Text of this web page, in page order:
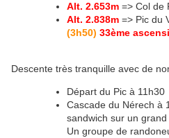
Alt. 2.653m => Col de
Alt. 2.838m => Pic du
(3h50) 33ème
Descente très tranquille avec de
Départ du Pic à 11h30
Cascade du Nérech à
sandwich sur un
Un groupe de